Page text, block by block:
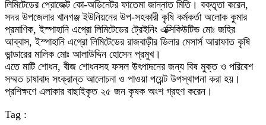
লিমিটেডের প্রোজেক্ট কো-অডিনেটর ফাতেমা জান্নাত মিতি। বক্তৃতা করেন,
সদর উপজেলার খানগঞ্জ ইউনিয়নের উপ-সহকারী কৃষি কর্মকর্তা অলোক কুমার
প্রমাণিক, ইস্পাহানি এগ্রো লিমিটেডের ট্রেইনিং এক্সিকিউটিভ মোঃ জহির
আব্বাস, ইস্পাহানি এগ্রো লিমিটেডের রাজবাড়ীর ডিলার মেসার্স আরাফাত কৃষি
ভান্ডারের মালিক মোঃ আলাউদ্দিন হোসেন প্রমুখ।
এতে মাটি শোধন, বীজ শোধনসহ ফসল উৎপাদনের জন্য বিষ মুক্ত ও পরিবেশ
সম্মত চাষাবাদ সংক্রান্ত আলোচনা ও পাওয়া পয়েন্ট উপস্থাপনা করা হয়।
প্রশিক্ষণে এলাকার বাছাইকৃত ২৫ জন কৃষক অংশ গ্রহণ করেন।
Tag :